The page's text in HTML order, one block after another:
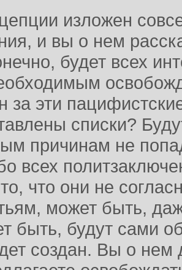
изложен
и вы о нем
будет всех
за эти
списки?
причинам не
всех
что они не
может быть,
быть, будут сами
создан. Вы о